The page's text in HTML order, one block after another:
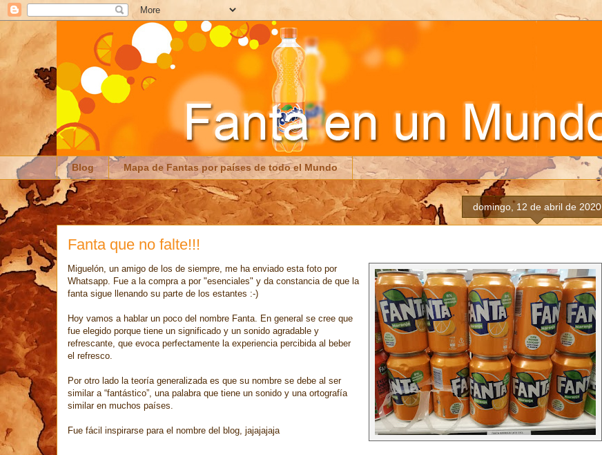
Blog Mapa de Fantas por países de todo el Mundo
domingo, 12 de abril de 2020
Fanta que no falte!!!
Miguelón, un amigo de los de siempre, me ha enviado esta foto por
Whatsapp. Fue a la compra a por "esenciales" y da constancia de que la
fanta sigue llenando su parte de los estantes :-)
Hoy vamos a hablar un poco del nombre Fanta. En general se cree que
fue elegido porque tiene un significado y un sonido agradable y
refrescante, que evoca perfectamente la experiencia percibida al beber
el refresco.
Por otro lado la teoría generalizada es que su nombre se debe al ser
similar a “fantástico”, una palabra que tiene un sonido y una ortografía
similar en muchos países.
Fue fácil inspirarse para el nombre del blog, jajajajaja